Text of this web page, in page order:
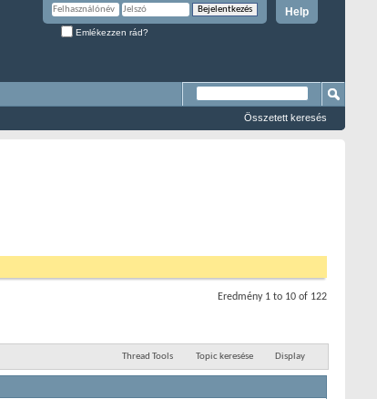
Help
Emlékezzen rád?
Összetett keresés
Eredmény 1 to 10 of 122
Thread Tools Topic keresése Display